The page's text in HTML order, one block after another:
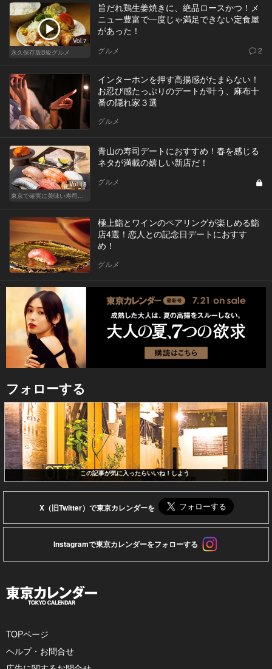
Vol.7
永久保存版B級グルメ
旨だれ鶏生姜焼きに、絶品ロースかつ！メ
ニュー豊富で一度じゃ満足できない定食屋
があった！
グルメ 2
インターホンを押す高揚感がたまらない！
お忍び感たっぷりのデートが叶う、麻布十
番の隠れ家３選
グルメ
Vol.18
青山の寿司デートにおすすめ！春を感じる
ネタが満載の嬉しい新店だ！
グルメ
極上鮨とワインのペアリングが楽しめる鮨
店4選！恋人との記念日デートにおすす
め！
グルメ
フォローする
この記事が気に入ったらいいね！しよう
X（旧Twitter）で東京カレンダーを
Instagramで東京カレンダーをフォローする
TOPページ
ヘルプ・お問合せ